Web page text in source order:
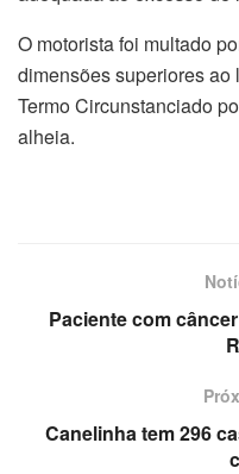
O motorista foi multado
dimensões superiores
Termo Circunstanciado
alheia.
Paciente com
Canelinha tem 296